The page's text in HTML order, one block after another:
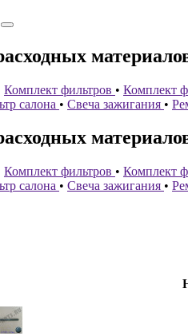
Комплект фильтров • Комплект
салона • Свеча зажигания •
Комплект фильтров • Комплект
салона • Свеча зажигания •